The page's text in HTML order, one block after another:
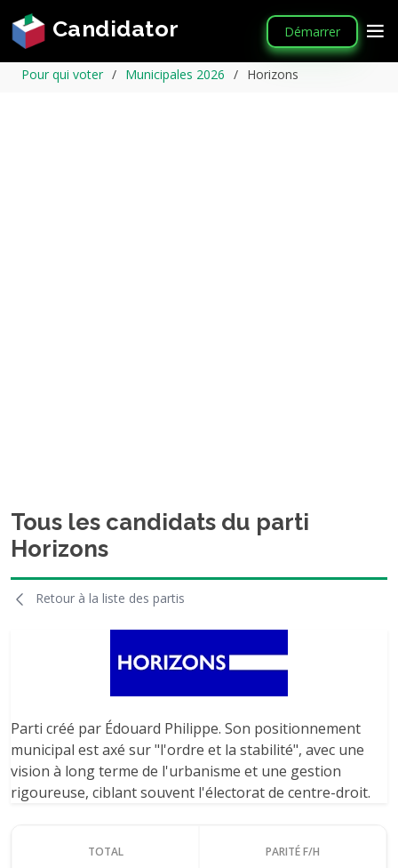
Candidator Démarrer
Pour qui voter Municipales 2026 Horizons
Tous les candidats du parti
Horizons
Retour à la liste des partis
Parti créé par Édouard Philippe. Son positionnement
municipal est axé sur "l'ordre et la stabilité", avec une
vision à long terme de l'urbanisme et une gestion
rigoureuse, ciblant souvent l'électorat de centre-droit.
TOTAL PARITÉ F/H